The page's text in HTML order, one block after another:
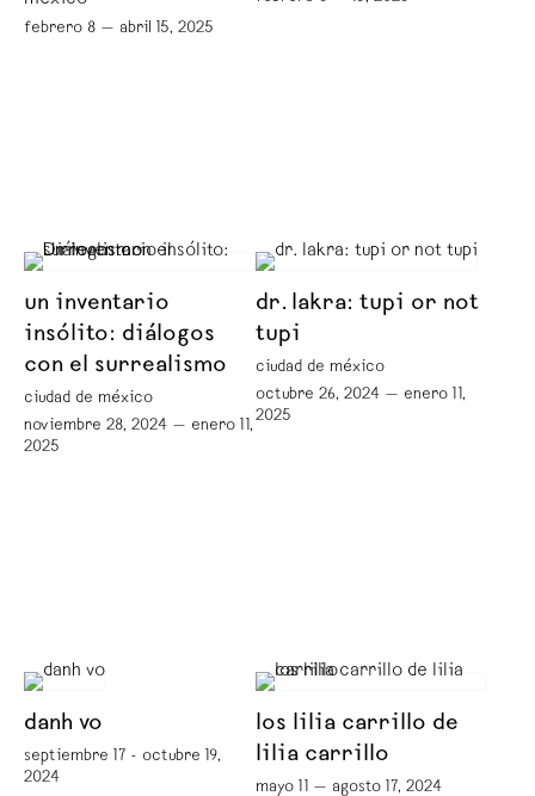
febrero 8 — abril 15, 2025
un inventario
insólito: diálogos
con el surrealismo
ciudad de méxico
noviembre 28, 2024 — enero 11,
2025
dr. lakra: tupi or not
tupi
ciudad de méxico
octubre 26, 2024 — enero 11,
2025
danh vo
septiembre 17 - octubre 19,
2024
los lilia carrillo de
lilia carrillo
mayo 11 — agosto 17, 2024